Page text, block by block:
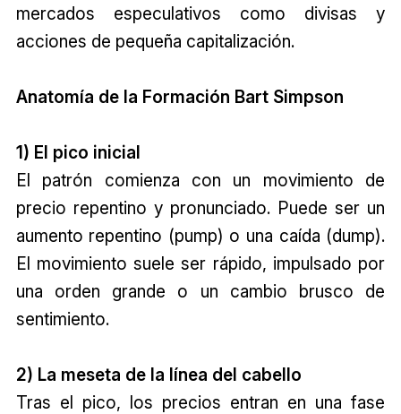
mercados especulativos como divisas y
acciones de pequeña capitalización.
Anatomía de la Formación Bart Simpson
1) El pico inicial
El patrón comienza con un movimiento de
precio repentino y pronunciado. Puede ser un
aumento repentino (pump) o una caída (dump).
El movimiento suele ser rápido, impulsado por
una orden grande o un cambio brusco de
sentimiento.
2) La meseta de la línea del cabello
Tras el pico, los precios entran en una fase